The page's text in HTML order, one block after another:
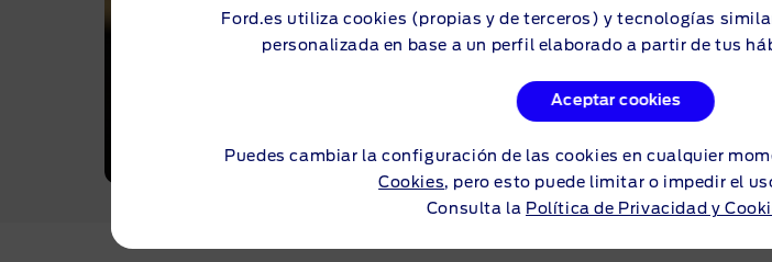
Ford.es utiliza cookies (propias y de terceros) y tecnologías
personalizada en base a un perfil elaborado a partir de tus
Aceptar cookies
Puedes cambiar la configuración de las cookies en cualquier
Cookies, pero esto puede limitar o impedir el
Consulta la Política de Privacidad y